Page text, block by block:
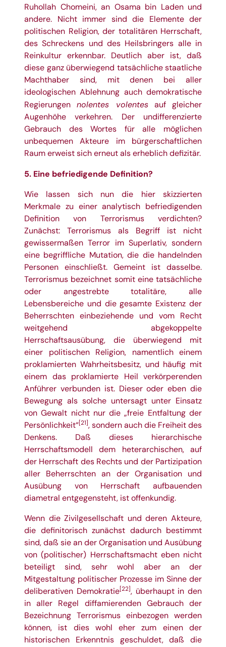
Ruhollah Chomeini, an Osama bin Laden und
andere. Nicht immer sind die Elemente der
politischen Religion, der totalitären Herrschaft,
des Schreckens und des Heilsbringers alle in
Reinkultur erkennbar. Deutlich aber ist, daß
diese ganz überwiegend tatsächliche staatliche
Machthaber sind, mit denen bei aller
ideologischen Ablehnung auch demokratische
Regierungennolentes volentesauf gleicher
Augenhöhe verkehren. Der undifferenzierte
Gebrauch des Wortes für alle möglichen
unbequemen Akteure im bürgerschaftlichen
Raum erweist sich erneut als erheblich defizitär.
5. Eine befriedigende Definition?
Wie lassen sich nun die hier skizzierten
Merkmale zu einer analytisch befriedigenden
Definition von Terrorismus verdichten?
Zunächst: Terrorismus als Begriff ist nicht
gewissermaßen Terror im Superlativ, sondern
eine begriffliche Mutation, die die handelnden
Personen einschließt. Gemeint ist dasselbe.
Terrorismus bezeichnet somit eine tatsächliche
oder angestrebte totalitäre, alle
Lebensbereiche und die gesamte Existenz der
Beherrschten einbeziehende und vom Recht
weitgehend abgekoppelte
Herrschaftsausübung, die überwiegend mit
einer politischen Religion, namentlich einem
proklamierten Wahrheitsbesitz, und häufig mit
einem das proklamierte Heil verkörperenden
Anführer verbunden ist. Dieser oder eben die
Bewegung als solche untersagt unter Einsatz
von Gewalt nicht nur die „freie Entfaltung der
Persönlichkeit“[21], sondern auch die Freiheit des
Denkens. Daß dieses hierarchische
Herrschaftsmodell dem heterarchischen, auf
der Herrschaft des Rechts und der Partizipation
aller Beherrschten an der Organisation und
Ausübung von Herrschaft aufbauenden
diametral entgegensteht, ist offenkundig.
Wenn die Zivilgesellschaft und deren Akteure,
die definitorisch zunächst dadurch bestimmt
sind, daß sie an der Organisation und Ausübung
von (politischer) Herrschaftsmacht eben nicht
beteiligt sind, sehr wohl aber an der
Mitgestaltung politischer Prozesse im Sinne der
deliberativen Demokratie[22], überhaupt in den
in aller Regel diffamierenden Gebrauch der
Bezeichnung Terrorismus einbezogen werden
können, ist dies wohl eher zum einen der
historischen Erkenntnis geschuldet, daß die